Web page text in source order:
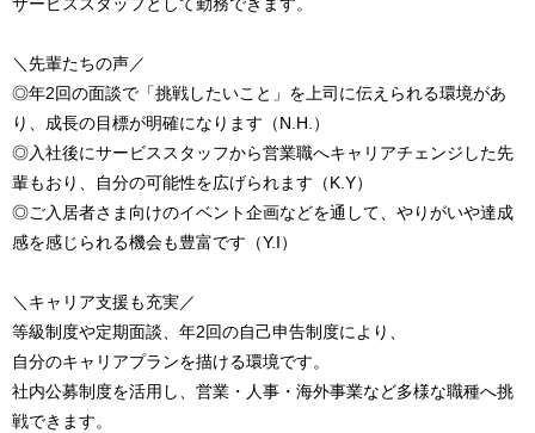
サービススタッフとして勤務できます。
＼先輩たちの声／
◎年2回の面談で「挑戦したいこと」を上司に伝えられる環境があ
り、成長の目標が明確になります（N.H.）
◎入社後にサービススタッフから営業職へキャリアチェンジした先
輩もおり、自分の可能性を広げられます（K.Y）
◎ご入居者さま向けのイベント企画などを通して、やりがいや達成
感を感じられる機会も豊富です（Y.I）
＼キャリア支援も充実／
等級制度や定期面談、年2回の自己申告制度により、
自分のキャリアプランを描ける環境です。
社内公募制度を活用し、営業・人事・海外事業など多様な職種へ挑
戦できます。